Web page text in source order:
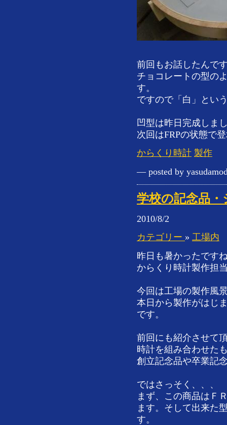
前回もお話したんで
チョコレートの型の
す。
ですので「白」とい
凹型は昨日完成しま
次回はFRPの状態で
からくり時計 製作
— posted by
学校の記念品
2010/8/2
カテゴリー » 工場内
昨日も暑かったです
からくり時計製作担
今回は工場の製作風
本日から製作がはじ
です。
前回にも紹介させて
時計を組み合わせた
創立記念品や卒業記
ではさっそく、、、
まず、この商品はＦ
ます。そして出来た
す。